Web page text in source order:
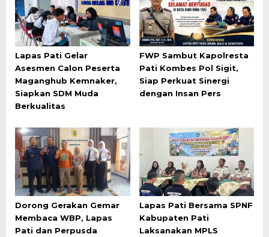
Lapas Pati Gelar
Asesmen Calon Peserta
Maganghub Kemnaker,
Siapkan SDM Muda
Berkualitas
FWP Sambut Kapolresta
Pati Kombes Pol Sigit,
Siap Perkuat Sinergi
dengan Insan Pers
Dorong Gerakan Gemar
Membaca WBP, Lapas
Pati dan Perpusda
Lapas Pati Bersama SPNF
Kabupaten Pati
Laksanakan MPLS